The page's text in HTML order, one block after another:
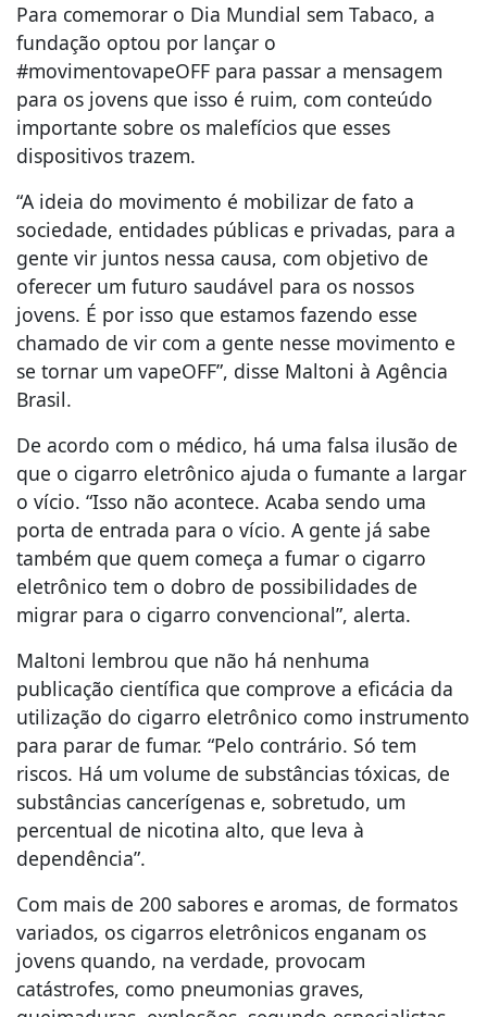
Para comemorar o Dia Mundial sem Tabaco, a
fundação optou por lançar o
#movimentovapeOFF para passar a mensagem
para os jovens que isso é ruim, com conteúdo
importante sobre os malefícios que esses
dispositivos trazem.
“A ideia do movimento é mobilizar de fato a
sociedade, entidades públicas e privadas, para a
gente vir juntos nessa causa, com objetivo de
oferecer um futuro saudável para os nossos
jovens. É por isso que estamos fazendo esse
chamado de vir com a gente nesse movimento e
se tornar um vapeOFF”, disse Maltoni à Agência
Brasil.
De acordo com o médico, há uma falsa ilusão de
que o cigarro eletrônico ajuda o fumante a largar
o vício. “Isso não acontece. Acaba sendo uma
porta de entrada para o vício. A gente já sabe
também que quem começa a fumar o cigarro
eletrônico tem o dobro de possibilidades de
migrar para o cigarro convencional”, alerta.
Maltoni lembrou que não há nenhuma
publicação científica que comprove a eficácia da
utilização do cigarro eletrônico como instrumento
para parar de fumar. “Pelo contrário. Só tem
riscos. Há um volume de substâncias tóxicas, de
substâncias cancerígenas e, sobretudo, um
percentual de nicotina alto, que leva à
dependência”.
Com mais de 200 sabores e aromas, de formatos
variados, os cigarros eletrônicos enganam os
jovens quando, na verdade, provocam
catástrofes, como pneumonias graves,